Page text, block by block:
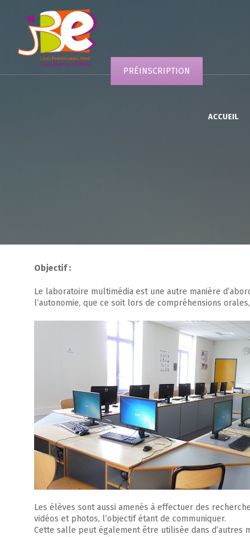
PRÉINSCRIPTION
ACCUEIL
Objectif:
Le laboratoire multimédia est une autre manière
l’autonomie, que ce soit lors de compréhensions
Les élèves sont aussi amenés à effectuer des
vidéos et photos, l’objectif étant de communiquer.
Cette salle peut également être utilisée dans